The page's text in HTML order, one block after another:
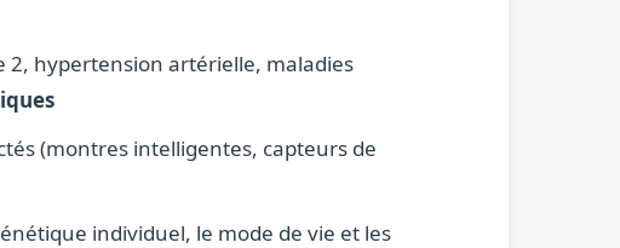
2, hypertension artérielle, maladies
(montres intelligentes, capteurs de
individuel, le mode de vie et les